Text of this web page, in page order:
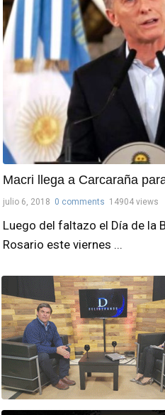
Macri llega a Carcaraña
julio 6, 2018 0 comments 14904 views
Luego del faltazo el Día de la
Rosario este viernes ...